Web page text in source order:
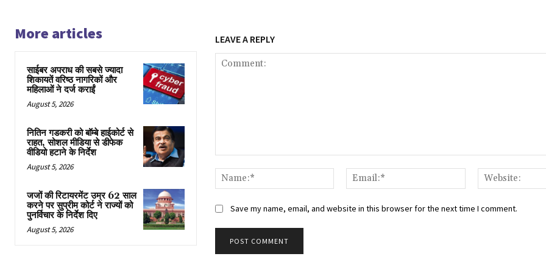
More articles
साईबर अपराध की सबसे ज्यादा
शिकायतें वरिष्ठ नागरिकों और
महिलाओं ने दर्ज कराईं
August 5, 2026
नितिन गडकरी को बॉम्बे हाईकोर्ट से
राहत, सोशल मीडिया से डीफेक
वीडियो हटाने के निर्देश
August 5, 2026
जजों की रिटायरमेंट उम्र 62 साल
करने पर सुप्रीम कोर्ट ने राज्यों को
पुनर्विचार के निर्देश दिए
August 5, 2026
LEAVE A REPLY
Name:*
Email:*
Save my name, email, and website in this browser for the next time I comment.